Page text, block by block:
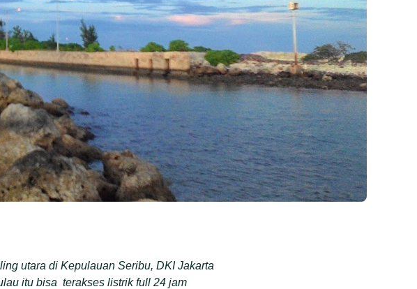
utara di Kepulauan Seribu, DKI Jakarta
itu bisa terakses listrik full 24 jam